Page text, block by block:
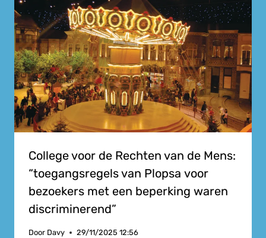
College voor de Rechten van de Mens:
“toegangsregels van Plopsa voor
bezoekers met een beperking waren
discriminerend”
Door Davy 29/11/2025 12:56